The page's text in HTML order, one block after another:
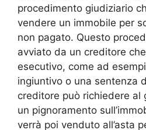
procedimento giudiziario
vendere un immobile per
non pagato. Questo
avviato da un creditore
esecutivo, come ad
ingiuntivo o una sentenza
creditore può richiedere al
un pignoramento
verrà poi venduto all’asta